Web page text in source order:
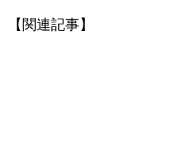
【関連記事】